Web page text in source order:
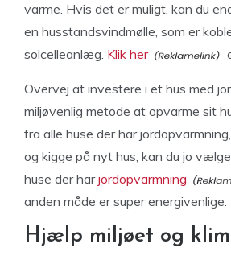
varme. Hvis det er muligt, kan du
en husstandsvindmølle, som er
solcelleanlæg. Klik her
Overvej at investere i et hus med
miljøvenlig metode at opvarme sit
fra alle huse der har
og kigge på nyt hus, kan du jo
huse der harjordopvarmning
anden måde er super energivenlige.
Hjælp miljøet og